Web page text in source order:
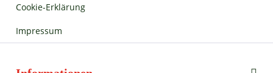
Cookie-Erklärung
Impressum